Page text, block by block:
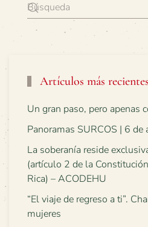
Artículos más recientes
Un gran paso, pero apenas
Panoramas SURCOS | 6
La soberanía reside
(artículo 2 de la
Rica) – ACODEHU
“El viaje de regreso a ti”.
mujeres